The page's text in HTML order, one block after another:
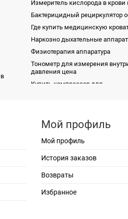
Измеритель кислорода в крови
Бактерицидный рециркулятор
Где купить медицинскую
Наркозно дыхательные
Физиотерапия аппаратура
Тонометр для измерения
давления цена
Купить компрессор для
Рабочее место ЛОР врача ST-
транспортировки пациента
Кислородный концентратор 7F-3
| Продвинутый 1.5T MR
mLINE®
Мой профиль
Мой профиль
История заказов
Возвраты
Избранное